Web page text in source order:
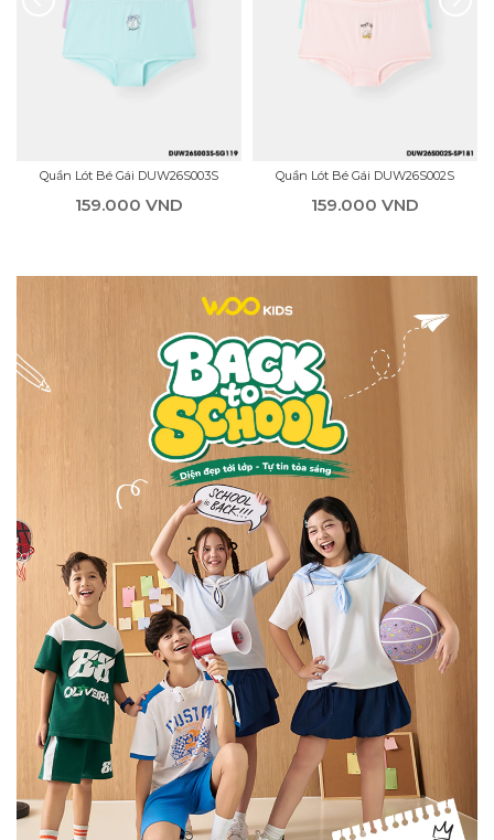
Quần Lót Bé Gái DUW26S003S
159.000 VND
Quần Lót Bé Gái DUW26S002S
159.000 VND